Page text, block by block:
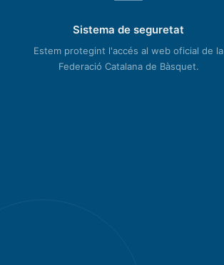
Sistema de seguretat
Estem protegint l'accés al web oficial de la
Federació Catalana de Bàsquet.